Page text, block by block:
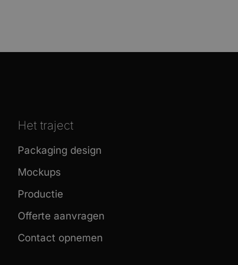
Het traject
Packaging design
Mockups
Productie
Offerte aanvragen
Contact opnemen